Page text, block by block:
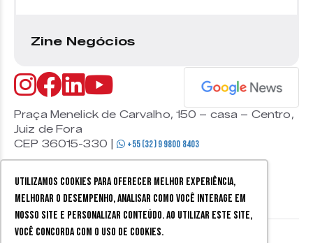
Utilizamos cookies para oferecer melhor experiência,
melhorar o desempenho, analisar como você interage em
nosso site e personalizar conteúdo. Ao utilizar este site,
você concorda com o uso de cookies.
Zine Negócios
Praça Menelick de Carvalho, 150 – casa – Centro,
Juiz de Fora
CEP 36015-330 |
+55 (32) 9 9800 8403